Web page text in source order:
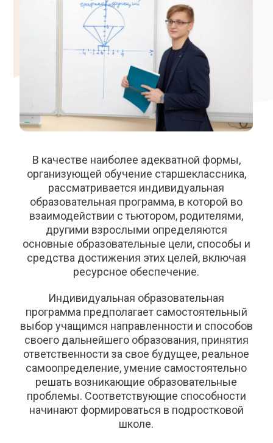
В качестве наиболее адекватной формы,
организующей обучение старшеклассника,
рассматривается индивидуальная
образовательная программа, в которой во
взаимодействии с тьютором, родителями,
другими взрослыми определяются
основные образовательные цели, способы и
средства достижения этих целей, включая
ресурсное обеспечение.
Индивидуальная образовательная
программа предполагает самостоятельный
выбор учащимся направленности и способов
своего дальнейшего образования, принятия
ответственности за свое будущее, реальное
самоопределение, умение самостоятельно
решать возникающие образовательные
проблемы. Соответствующие способности
начинают формироваться в подростковой
школе.